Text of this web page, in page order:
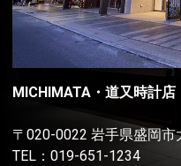
MICHIMATA・道又時計店
〒020-0022 岩手県盛岡
TEL： 019-651-1234